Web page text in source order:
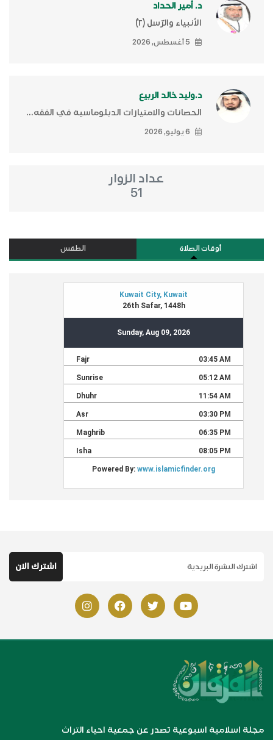
د. أمير الحداد
الأنبياء والرّسل (٢)ّ
5 أغسطس, 2026
د.وليد خالد الربيع
الحصانات والامتيازات الدبلوماسية في الفقه...
6 يوليو, 2026
عداد الزوار
51
أوقات الصلاة الطقس
مجلة اسلامية اسبوعية تصدر عن جمعية احياء التراث